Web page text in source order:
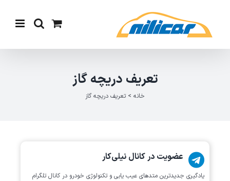
content
تعریف دریچه گاز
خانه > تعریف دریچه گاز
عضویت در کانال نیلی‌کار
یادگیری جدیدترین متد‌های عیب یابی‌ و تکنولوژی خودرو در کانال تلگرام